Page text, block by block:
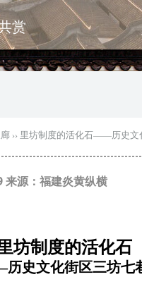
奋民族精神 介绍民族
英
道台港澳侨 坚持古为
›› 里坊制度的活化石——历史文
来源：福建炎黄纵横
坊制度的活化石
史文化街区三坊七